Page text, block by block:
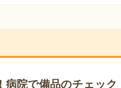
病院で備品のチェック